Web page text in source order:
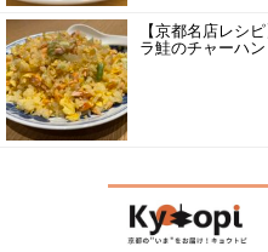
【京都名店レシ
ラ鮭のチャーハン